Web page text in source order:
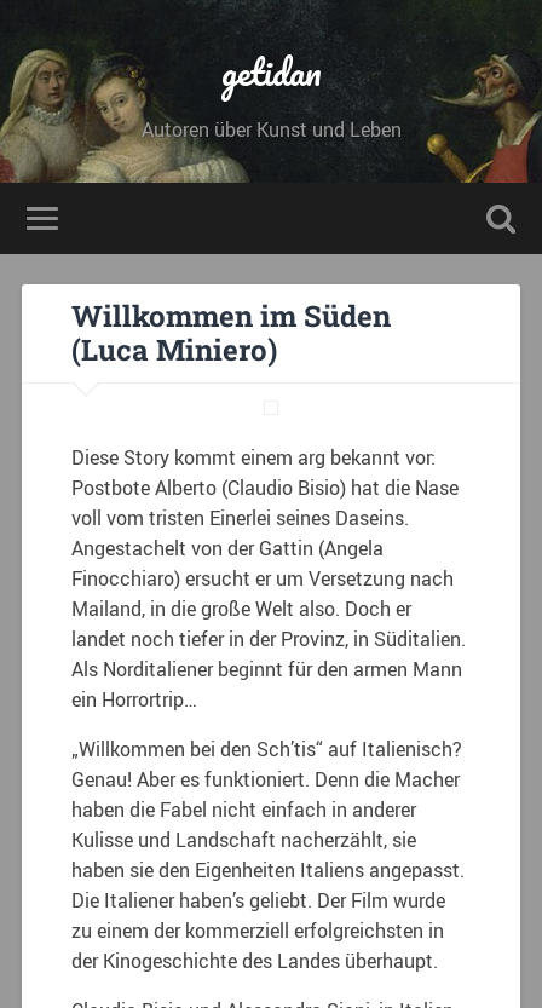
getidan
Autoren über Kunst und Leben
Willkommen im Süden
(Luca Miniero)
Diese Story kommt einem arg bekannt vor:
Postbote Alberto (Claudio Bisio) hat die Nase
voll vom tristen Einerlei seines Daseins.
Angestachelt von der Gattin (Angela
Finocchiaro) ersucht er um Versetzung nach
Mailand, in die große Welt also. Doch er
landet noch tiefer in der Provinz, in Süditalien.
Als Norditaliener beginnt für den armen Mann
ein Horrortrip…
„Willkommen bei den Sch’tis“ auf Italienisch?
Genau! Aber es funktioniert. Denn die Macher
haben die Fabel nicht einfach in anderer
Kulisse und Landschaft nacherzählt, sie
haben sie den Eigenheiten Italiens angepasst.
Die Italiener haben’s geliebt. Der Film wurde
zu einem der kommerziell erfolgreichsten in
der Kinogeschichte des Landes überhaupt.